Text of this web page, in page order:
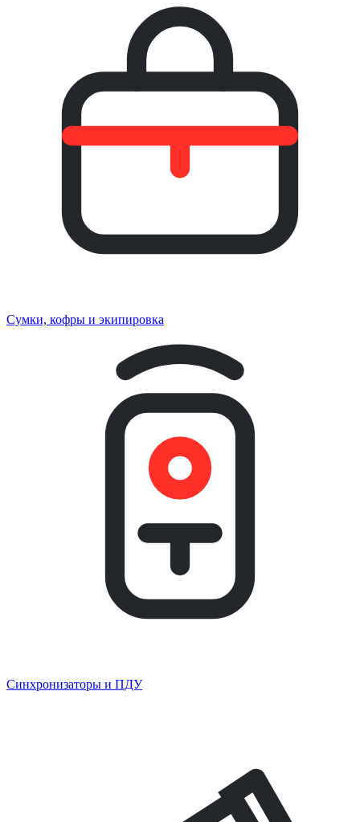
Сумки, кофры и экипировка
Синхронизаторы и ПДУ